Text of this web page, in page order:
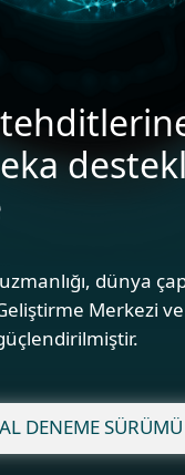
dünya
Merkezi
DENEME SÜRÜMÜ